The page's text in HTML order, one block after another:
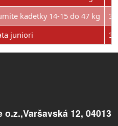
kadetky 14-15 do 47 kg
juniori
12, 04013